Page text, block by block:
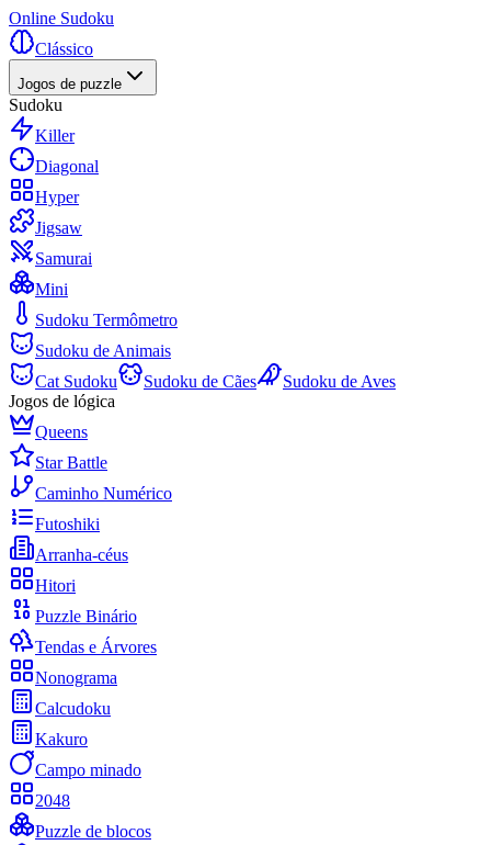
Online Sudoku
Clássico
Jogos de puzzle
Sudoku
Killer
Diagonal
Hyper
Jigsaw
Samurai
Mini
Sudoku Termômetro
Sudoku de Animais
Cat Sudoku
Sudoku de Cães
Sudoku de Aves
Jogos de lógica
Queens
Star Battle
Caminho Numérico
Futoshiki
Arranha-céus
Hitori
Puzzle Binário
Tendas e Árvores
Nonograma
Calcudoku
Kakuro
Campo minado
2048
Puzzle de blocos